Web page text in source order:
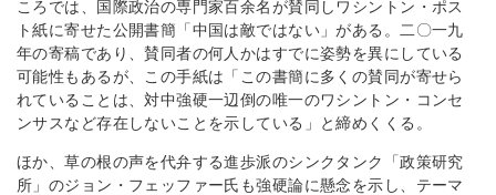
ころでは、国際政治の専門家百余名が賛同しワシントン・ポス
ト紙に寄せた公開書簡「中国は敵ではない」がある。二〇一九
年の寄稿であり、賛同者の何人かはすでに姿勢を異にしている
可能性もあるが、この手紙は「この書簡に多くの賛同が寄せら
れていることは、対中強硬一辺倒の唯一のワシントン・コンセ
ンサスなど存在しないことを示している」と締めくくる。
ほか、草の根の声を代弁する進歩派のシンクタンク「政策研究
所」のジョン・フェッファー氏も強硬論に懸念を示し、テーマ